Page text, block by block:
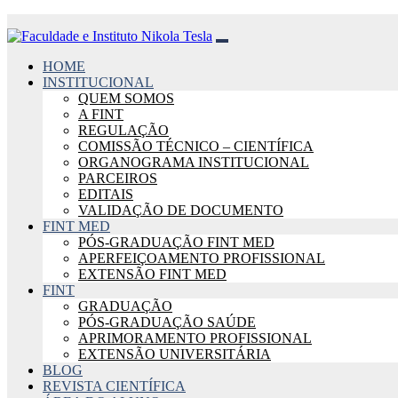
para
conteúdoHOME
INSTITUCIONAL
QUEM SOMOS
A FINT
REGULAÇÃO
COMISSÃO TÉCNICO – CIENTÍFICA
ORGANOGRAMA INSTITUCIONAL
PARCEIROS
EDITAIS
VALIDAÇÃO DE DOCUMENTO
FINT MED
PÓS-GRADUAÇÃO FINT MED
APERFEIÇOAMENTO PROFISSIONAL
EXTENSÃO FINT MED
FINT
GRADUAÇÃO
PÓS-GRADUAÇÃO SAÚDE
APRIMORAMENTO PROFISSIONAL
EXTENSÃO UNIVERSITÁRIA
BLOG
REVISTA CIENTÍFICA
Se em 2024 vimos a consolidação de profissões relacionadas à
LEIA MAIS
Você especialista em Hematologia
O hematologista é o profissional responsável por tratar as doenças
LEIA MAIS
Como a suplementação ajuda na nutrição esportiva e estética?
Introdução A suplementação em nutrição esportiva e estética é uma
LEIA MAIS